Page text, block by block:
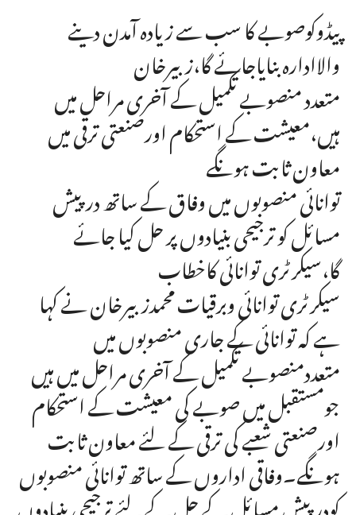
پیڈوکوصوبے کا سب سے زیادہ آمدن دینے
والاادارہ بنایاجائے گا،زبیرخان
متعدد منصوبے تکمیل کے آخری مراحل میں
ہیں،معیشت کے استحکام اورصنعتی ترقی میں
معاون ثابت ہونگے
توانائی منصوبوں میں وفاق کے ساتھ درپیش
مسائل کو ترجیحی بنیادوں پر حل کیا جائے
گا،سیکرٹری توانائی کاخطاب
سیکرٹری توانائی وبرقیات محمدزبیرخان نے کہا
ہے کہ توانائی کے جاری منصوبوں میں
متعددمنصوبے تکمیل کے آخری مراحل میں ہیں
جومستقبل میں صوبے کی معیشت کے استحکام
اورصنعتی شعبے کی ترقی کے لئے معاون ثابت
ہونگے۔وفاقی اداروں کے ساتھ توانائی منصوبوں
کودرپیش مسائل کے حل کے لئے ترجیحی بنیادوں